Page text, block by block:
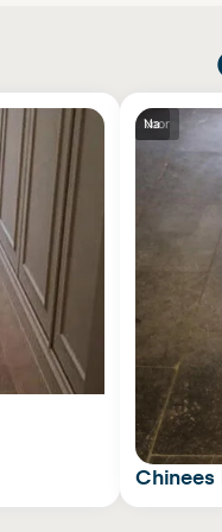
Voor
Na